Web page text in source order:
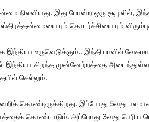
நிலவியது. இது போன்ற ஒரு சூழலில்,
தொடர்ச்சியையும்
உருவெடுக்கும்.. இந்தியாவில்
சிறந்த முன்னேற்றத்தை
செல்லும்.
கொண்டிருக்கிறது. இப்போது 5வது
கொண்டாடும். அப்போது 3வது பெரிய